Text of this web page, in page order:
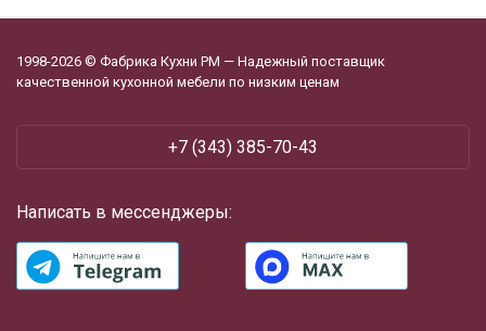
1998-2026 © Фабрика Кухни РМ — Надежный поставщик
качественной кухонной мебели по низким ценам
+7 (343) 385-70-43
Написать в мессенджеры: